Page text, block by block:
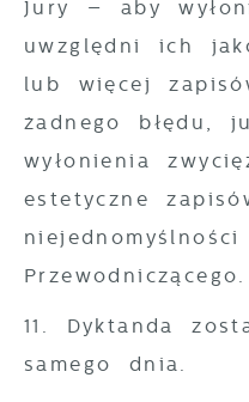
Jury – aby
uwzględni ich
lub więcej
żadnego błędu,
wyłonienia
estetyczne
Przewodniczącego.
11. Dyktanda
samego dnia.